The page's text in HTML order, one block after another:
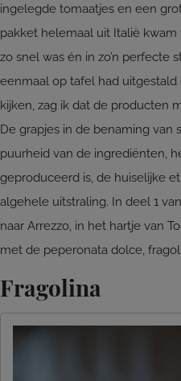
ingelegde tomaatjes en een
pakket helemaal uit Italië
zo snel was én in zo’n perfecte
eenmaal op tafel had uitgestald
kijken, zag ik dat de producten
De grapjes in de benaming van
puurheid van de ingrediënten,
geproduceerd is, de huiselijke
algehele uitstraling. In deel 1
naar Arrezzo, in het hartje van
met de peperonata dolce,
Fragolina